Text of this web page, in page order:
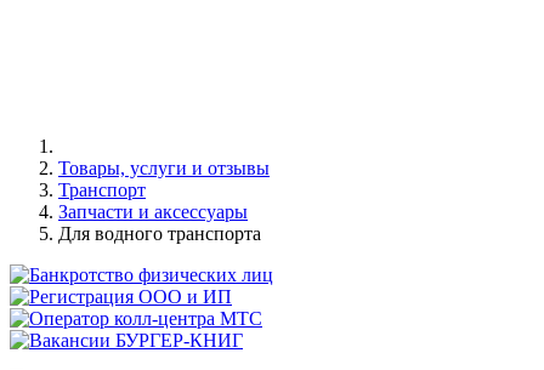
Товары, услуги и отзывы
Транспорт
Запчасти и аксессуары
Для водного транспорта